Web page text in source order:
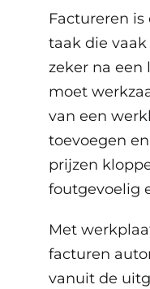
Factureren
taak die
zeker na een
moet
van een
toevoegen
prijzen
foutgevoelig
Met
facturen
vanuit de